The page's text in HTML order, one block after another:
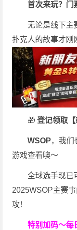
首次来玩？门
无论是线下主
扑克人的故事才刚
🎁 登记领取【
WSOP，我们
游戏查看噢～
全球选手现已
2025WSOP主赛
攻！
特别加码～每